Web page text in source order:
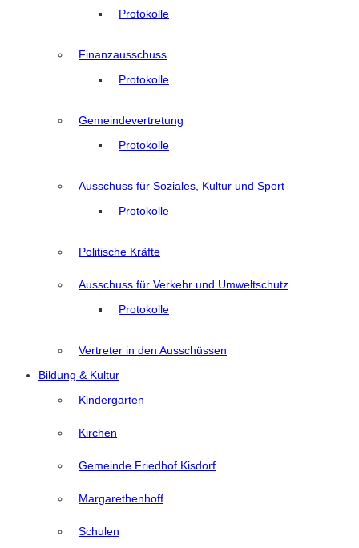
Protokolle
Finanzausschuss
Protokolle
Gemeindevertretung
Protokolle
Ausschuss für Soziales, Kultur und Sport
Protokolle
Politische Kräfte
Ausschuss für Verkehr und Umweltschutz
Protokolle
Vertreter in den Ausschüssen
Bildung & Kultur
Kindergarten
Kirchen
Gemeinde Friedhof Kisdorf
Margarethenhoff
Schulen